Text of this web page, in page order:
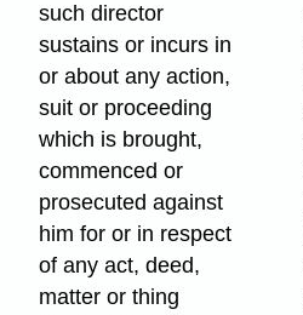
such director
sustains or incurs in
or about any action,
suit or proceeding
which is brought,
commenced or
prosecuted against
him for or in respect
of any act, deed,
matter or thing